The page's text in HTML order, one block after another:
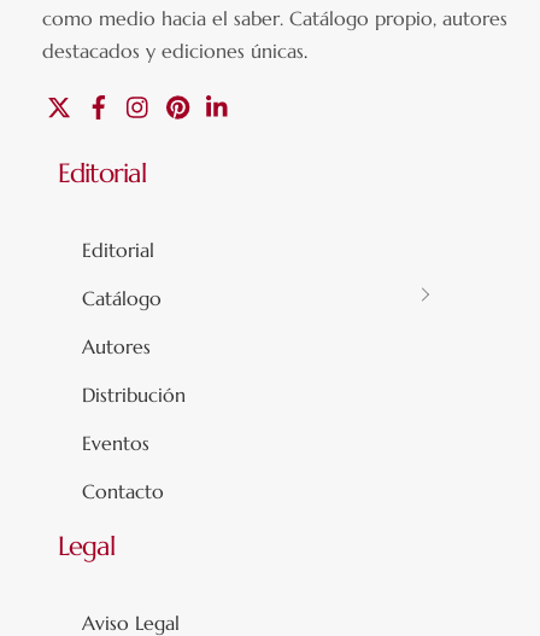
como medio hacia el saber.Catálogo propio, autores
destacados y ediciones únicas.
FacebookInstagramPinterest
Editorial
Editorial
Catálogo
Autores
Distribución
Eventos
Contacto
Legal
Aviso Legal